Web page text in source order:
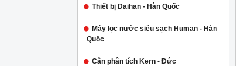
Thiết bị Daihan - Hàn Quốc
Máy lọc nước siêu sạch Human - Hàn
Quốc
Cân phân tích Kern - Đức